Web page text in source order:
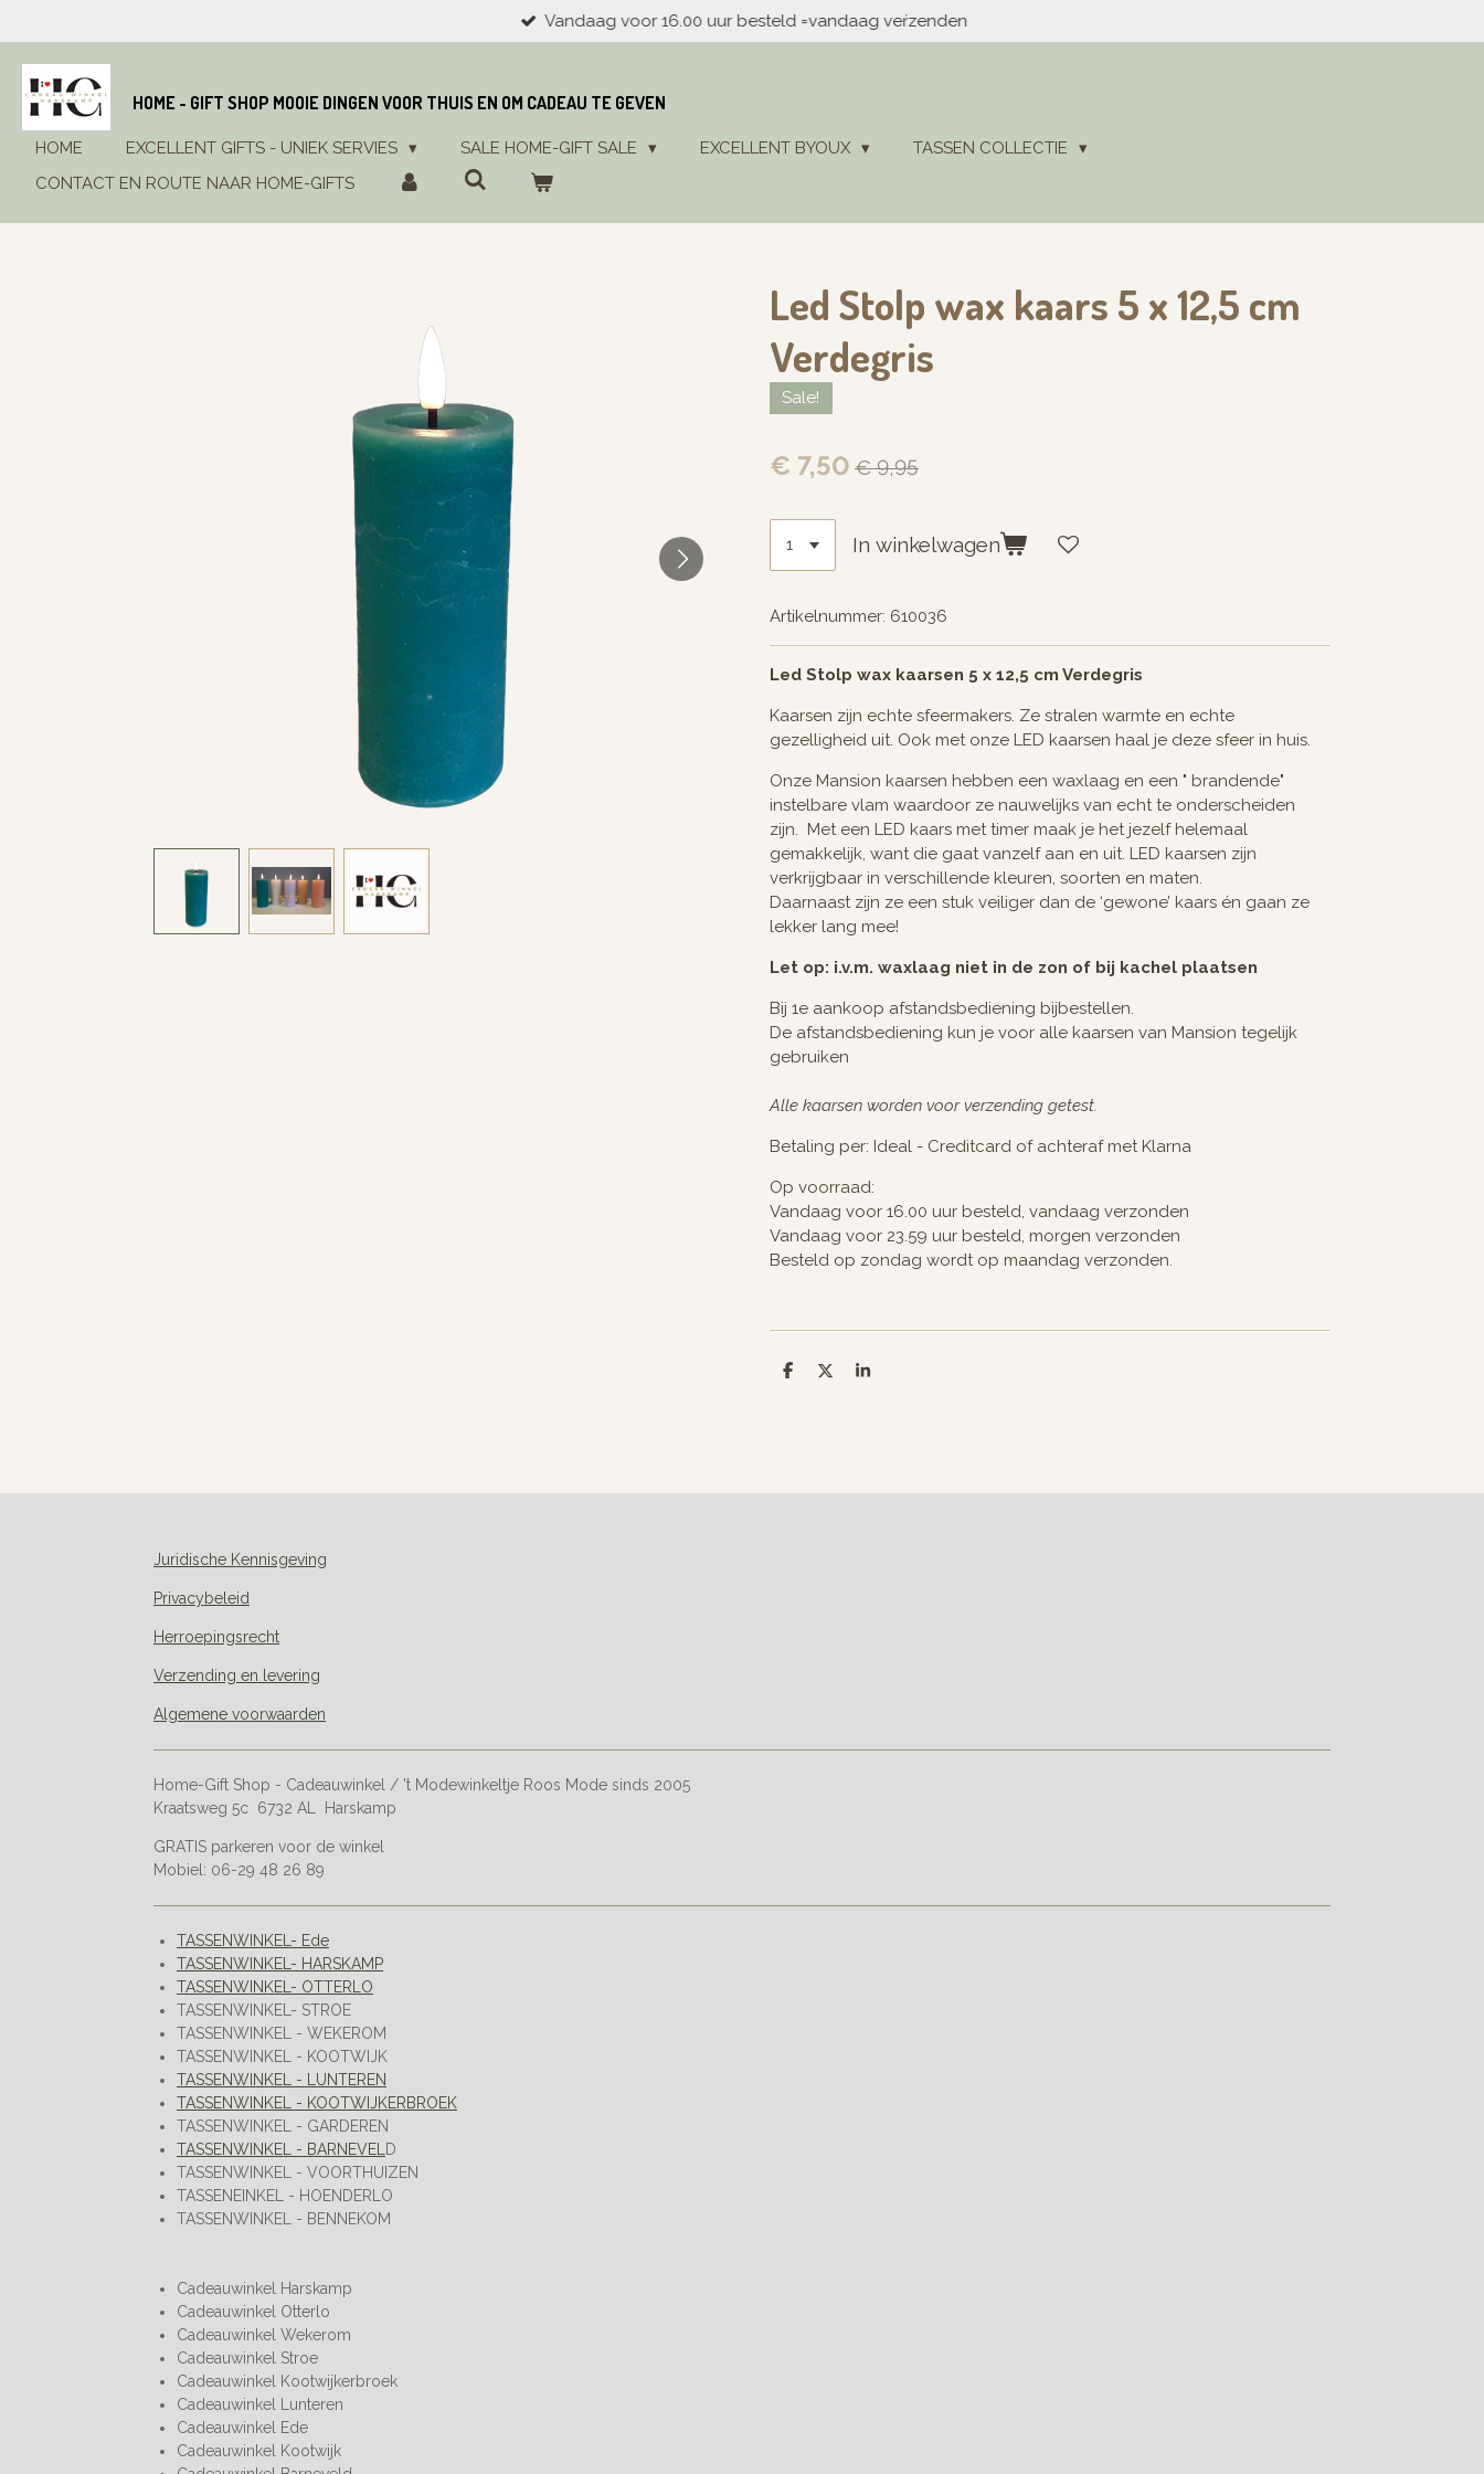
direct
naar
de
hoofdinhoud
Vandaag voor 16.00 uur besteld =vandaag veŕzenden
HOME - GIFT SHOP MOOIE DINGEN VOOR THUIS EN OM CADEAU TE GEVEN
HOME EXCELLENT GIFTS - UNIEK SERVIES SALE HOME-GIFT SALE EXCELLENT BYOUX
TASSEN COLLECTIE
CONTACT EN ROUTE NAAR HOME-GIFTS
Led Stolp wax kaars 5 x 12,5 cm
Verdegris
Sale!
€ 7,50 € 9,95
In winkelwagen
Artikelnummer: 610036
Led Stolp wax kaarsen 5 x 12,5 cm Verdegris
Kaarsen zijn echte sfeermakers. Ze stralen warmte en echte
gezelligheid uit. Ook met onze LED kaarsen haal je deze sfeer in huis.
Onze Mansion kaarsen hebben een waxlaag en een " brandende"
instelbare vlam waardoor ze nauwelijks van echt te onderscheiden
zijn. Met een LED kaars met timer maak je het jezelf helemaal
gemakkelijk, want die gaat vanzelf aan en uit. LED kaarsen zijn
verkrijgbaar in verschillende kleuren, soorten en maten.
Daarnaast zijn ze een stuk veiliger dan de ‘gewone’ kaars én gaan ze
lekker lang mee!
Let op: i.v.m. waxlaag niet in de zon of bij kachel plaatsen
Bij 1e aankoop afstandsbediening bijbestellen.
De afstandsbediening kun je voor alle kaarsen van Mansion tegelijk
gebruiken
Alle kaarsen worden voor verzending getest.
Betaling per: Ideal - Creditcard of achteraf met Klarna
Op voorraad:
Vandaag voor 16.00 uur besteld, vandaag verzonden
Vandaag voor 23.59 uur besteld, morgen verzonden
Besteld op zondag wordt op maandag verzonden.
D
D
S
Juridische Kennisgeving
Privacybeleid
Herroepingsrecht
Verzending en levering
Algemene voorwaarden
Home-Gift Shop - Cadeauwinkel / 't Modewinkeltje Roos Mode sinds 2005
Kraatsweg 5c 6732 AL Harskamp
GRATIS parkeren voor de winkel
Mobiel: 06-29 48 26 89
TASSENWINKEL- Ede
TASSENWINKEL- HARSKAMP
TASSENWINKEL- OTTERLO
TASSENWINKEL- STROE
TASSENWINKEL - WEKEROM
TASSENWINKEL - KOOTWIJK
TASSENWINKEL - LUNTEREN
TASSENWINKEL - KOOTWIJKERBROEK
TASSENWINKEL - GARDEREN
TASSENWINKEL - BARNEVEL D
TASSENWINKEL - VOORTHUIZEN
TASSENEINKEL - HOENDERLO
TASSENWINKEL - BENNEKOM
Cadeauwinkel Harskamp
Cadeauwinkel Otterlo
Cadeauwinkel Wekerom
Cadeauwinkel Stroe
Cadeauwinkel Kootwijkerbroek
Cadeauwinkel Lunteren
Cadeauwinkel Ede
Cadeauwinkel Kootwijk